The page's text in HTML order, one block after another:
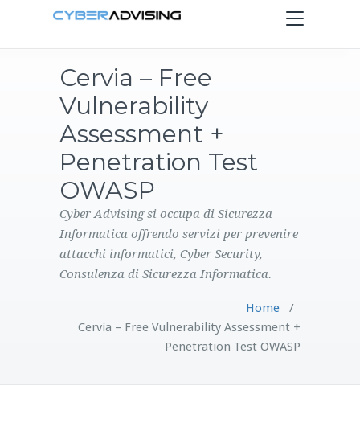
Toggle
navigation
PRODOTTI
CONTATTI
Cervia – Free
Vulnerability
Assessment +
Penetration Test
OWASP
Cyber Advising si occupa di Sicurezza
Informatica offrendo servizi per prevenire
attacchi informatici, Cyber Security,
Consulenza di Sicurezza Informatica.
Home/
Cervia – Free Vulnerability Assessment +
Penetration Test OWASP